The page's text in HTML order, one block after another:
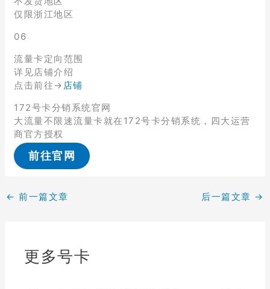
仅限浙江地区
06
流量卡定向范围
详见店铺介绍
点击前往→ 店铺
172号卡分销系统官网
大流量不限速流量卡就在172号卡分销系统，四大运营
商官方授权
前往官网
← 前一篇文章 后一篇文章 →
更多号卡